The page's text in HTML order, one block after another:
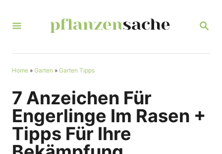
S
R
Home » Garten » Garten Tipps
7 Anzeichen Für
Engerlinge Im Rasen +
Tipps Für Ihre